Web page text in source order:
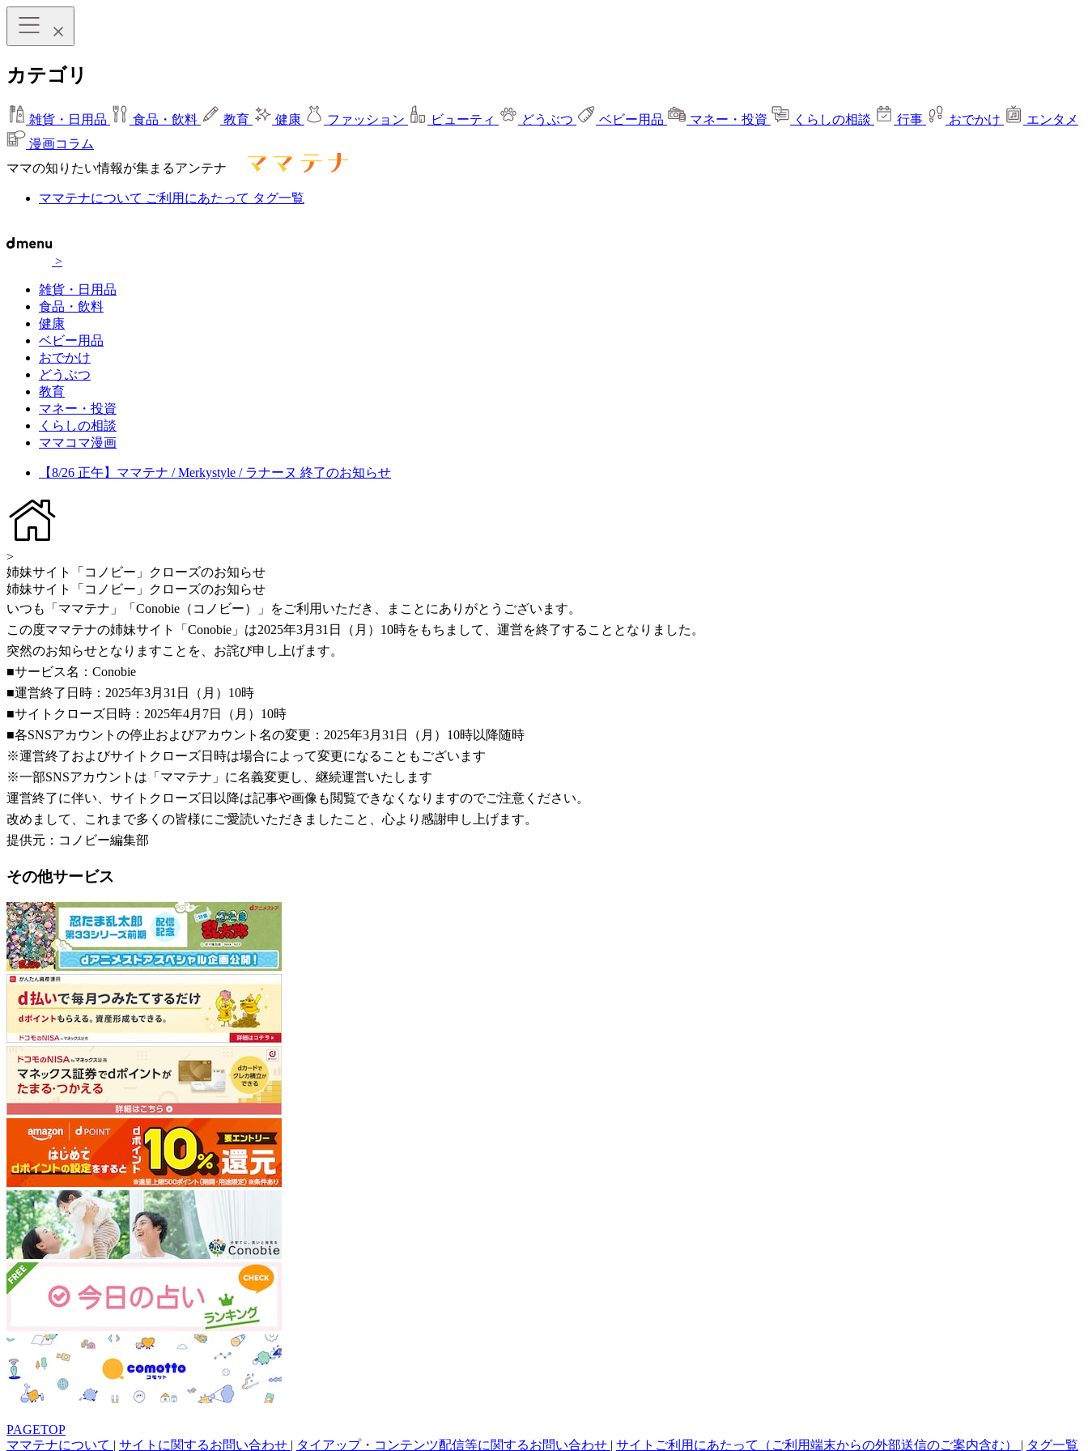
カテゴリ
雑貨・日用品 食品・飲料 教育 健康 ファッション ビューティ どうぶつ ベビー用品 マネー・投資 くらしの相談 行事 おでかけ
エンタメ
漫画コラム
ママの知りたい情報が集まるアンテナ
ママテナについて ご利用にあたって タグ一覧
>
雑貨・日用品
食品・飲料
健康
ベビー用品
おでかけ
どうぶつ
教育
マネー・投資
くらしの相談
ママコマ漫画
【8/26 正午】ママテナ / Merkystyle / ラナーヌ 終了のお知らせ
>
姉妹サイト「コノビー」クローズのお知らせ
姉妹サイト「コノビー」クローズのお知らせ
いつも「ママテナ」「Conobie（コノビー）」をご利用いただき、まことにありがとうございます。
この度ママテナの姉妹サイト「Conobie」は2025年3月31日（月）10時をもちまして、運営を終了することとなりました。
突然のお知らせとなりますことを、お詫び申し上げます。
■サービス名：Conobie
■運営終了日時：2025年3月31日（月）10時
■サイトクローズ日時：2025年4月7日（月）10時
■各SNSアカウントの停止およびアカウント名の変更：2025年3月31日（月）10時以降随時
※運営終了およびサイトクローズ日時は場合によって変更になることもございます
※一部SNSアカウントは「ママテナ」に名義変更し、継続運営いたします
運営終了に伴い、サイトクローズ日以降は記事や画像も閲覧できなくなりますのでご注意ください。
改めまして、これまで多くの皆様にご愛読いただきましたこと、心より感謝申し上げます。
提供元：コノビー編集部
その他サービス
PAGETOP
ママテナについて | サイトに関するお問い合わせ | タイアップ・コンテンツ配信等に関するお問い合わせ | サイトご利用にあたって（ご利用端末からの外部送信のご案内含む） | タグ一覧